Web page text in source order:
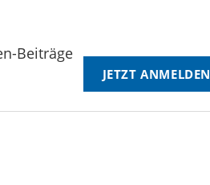
Beiträge
JETZT ANMELDEN